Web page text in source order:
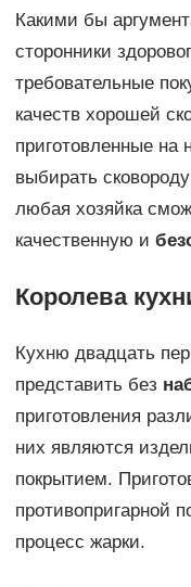
Какими бы
сторонники
требовательные
качеств хорошей
приготовленные на
выбирать
любая хозяйка
качественную и
Королева
Кухню двадцать
представить без
приготовления
них являются
покрытием.
противопригарной
процесс жарки.